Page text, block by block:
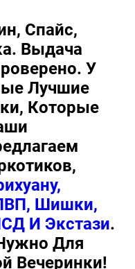
Спайс,
Выдача
У
Лучшие
Которые
Шишки,
И Экстази.
Для
Вечеринки!